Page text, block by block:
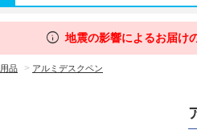
info 地震の影響によるお届け
品 > アルミデスクペン